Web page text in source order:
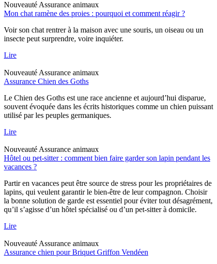
Nouveauté Assurance animaux
Mon chat ramène des proies : pourquoi et comment réagir ?
Voir son chat rentrer à la maison avec une souris, un oiseau ou un
insecte peut surprendre, voire inquiéter.
Lire
Nouveauté Assurance animaux
Assurance Chien des Goths
Le Chien des Goths est une race ancienne et aujourd’hui disparue,
souvent évoquée dans les écrits historiques comme un chien puissant
utilisé par les peuples germaniques.
Lire
Nouveauté Assurance animaux
Hôtel ou pet-sitter : comment bien faire garder son lapin pendant les
vacances ?
Partir en vacances peut être source de stress pour les propriétaires de
lapins, qui veulent garantir le bien-être de leur compagnon. Choisir
la bonne solution de garde est essentiel pour éviter tout désagrément,
qu’il s’agisse d’un hôtel spécialisé ou d’un pet-sitter à domicile.
Lire
Nouveauté Assurance animaux
Assurance chien pour Briquet Griffon Vendéen